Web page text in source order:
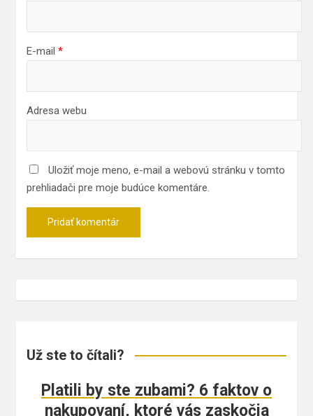
E-mail *
Adresa webu
Uložiť moje meno, e-mail a webovú stránku v tomto
prehliadači pre moje budúce komentáre.
Už ste to čítali?
Platili by ste zubami? 6 faktov o
nakupovaní, ktoré vás zaskočia